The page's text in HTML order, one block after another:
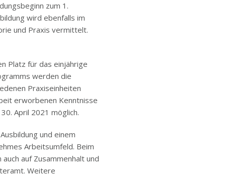
zum 1.
wird ebenfalls im
und Praxis vermittelt.
Platz für das einjährige
werden die
Praxiseinheiten
erworbenen Kenntnisse
April 2021 möglich.
und einem
Arbeitsumfeld. Beim
auf Zusammenhalt und
Weitere